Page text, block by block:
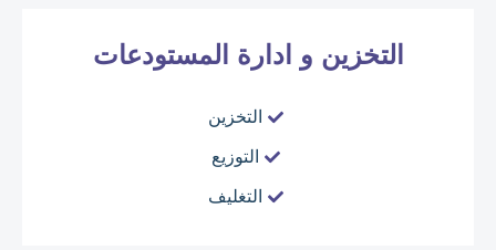
التخزين و ادارة المستودعات
التخزين
التوزيع
التغليف